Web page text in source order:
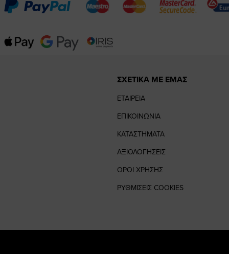
ΣΧΕΤΙΚΑ ΜΕ ΕΜΑΣ
ΕΤΑΙΡΕΙΑ
ΕΠΙΚΟΙΝΩΝΙΑ
ΚΑΤΑΣΤΗΜΑΤΑ
ΑΞΙΟΛΟΓΗΣΕΙΣ
ΟΡΟΙ ΧΡΗΣΗΣ
ΡΥΘΜΙΣΕΙΣ COOKIES